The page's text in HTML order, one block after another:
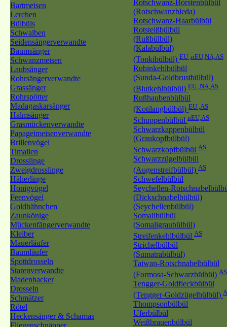
Bartmeisen
Lerchen
Bülbüls
Schwalben
Seidensängerverwandte
Baumsänger
Schwanzmeisen
Laubsänger
Rohrsängerverwandte
Grassänger
Rohrspötter
Madagaskarsänger
Halmsänger
Grasmückenverwandte
Papageimeisenverwandte
Brillenvögel
Timalien
Drosslinge
Zweigdrosslinge
Häherlinge
Honigvögel
Feenvögel
Goldhähnchen
Zaunkönige
Mückenfängerverwandte
Kleiber
Mauerläufer
Baumläufer
Spottdrosseln
Starenverwandte
Madenhacker
Drosseln
Schmätzer
Rötel
Heckensänger & Schamas
Fliegenschnäpper
Rotschwanz-Borstenbülbül
(Rotschwanzbleda)
Rotschwanz-Haarbülbül
Rotsteißbülbül
(Rußbülbül)
(Kalabülbül)
(Tonkibülbül) EU ,nEU,NA,AS
Rubinkehlbülbül
(Sunda-Goldbrustbülbül)
(Blutkehlbülbül) EU ,NA,AS
Rußhaubenbülbül
(Kotilangbülbül) EU ,AS
Schuppenbülbül nEU,AS
Schwarzkappenbülbül
(Graukopfbülbül)
Schwarzkopfbülbül AS
Schwarzzügelbülbül
(Augenstreifbülbül) AS
Schwefelbülbül
Seychellen-
(Dickschnabelbülbül)
(Seychellenbülbül)
Somalibülbül
(Somaligraubülbül)
Streifenkehlbülbül AS
Strichelbülbül
(Sumatrabülbül)
Taiwan-Rotschnabelbülbül
(Formosa-Schwarzbülbül) AS
Tengger-Goldfleckbülbül
(Tengger-Goldzügelbülbül)
Thompsonbülbül
Uferbülbül
Weißbrauenbülbül